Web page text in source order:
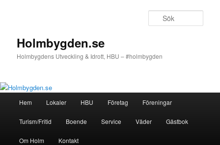
Holmbygden.se
Holmbygdens Utveckling & Idrott, HBU – #holmbygden
Hem Lokaler HBU Företag Föreningar
Turism/Fritid Boende Service Väder Gästbok
Om Holm Kontakt